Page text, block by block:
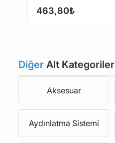
463,80₺
Diğer Alt Kategoriler
Aksesuar
Aydınlatma Sistemi